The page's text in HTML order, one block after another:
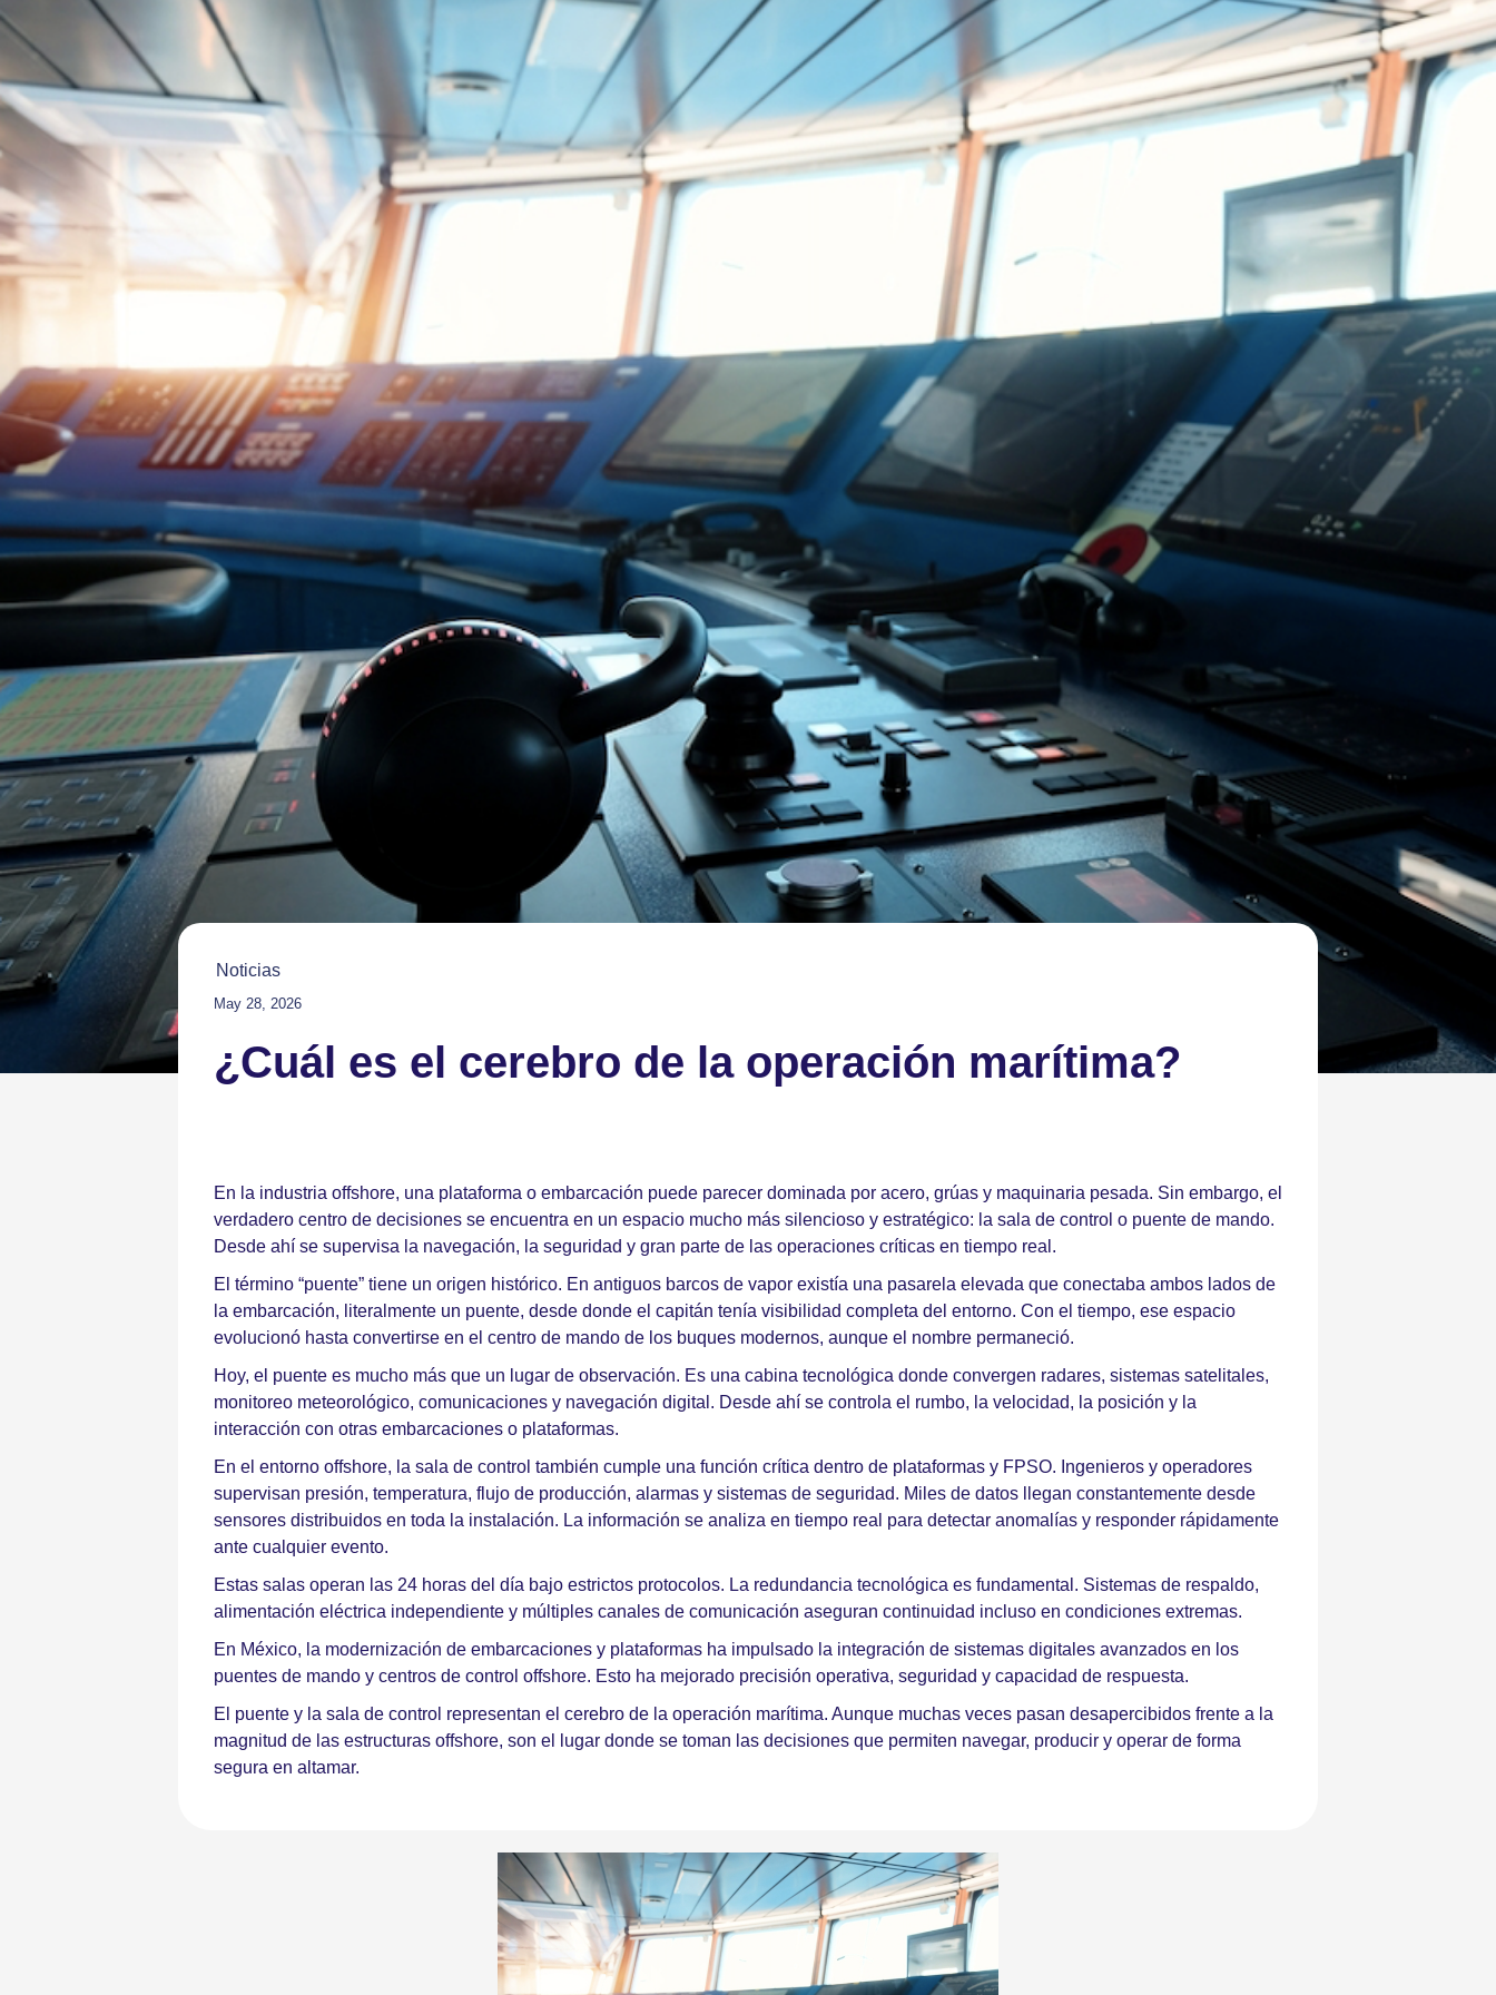
Noticias
May 28, 2026
¿Cuál es el cerebro de la operación marítima?
En la industria offshore, una plataforma o embarcación puede parecer dominada por acero, grúas y maquinaria pesada. Sin embargo, el
verdadero centro de decisiones se encuentra en un espacio mucho más silencioso y estratégico: la sala de control o puente de mando.
Desde ahí se supervisa la navegación, la seguridad y gran parte de las operaciones críticas en tiempo real.
El término “puente” tiene un origen histórico. En antiguos barcos de vapor existía una pasarela elevada que conectaba ambos lados de
la embarcación, literalmente un puente, desde donde el capitán tenía visibilidad completa del entorno. Con el tiempo, ese espacio
evolucionó hasta convertirse en el centro de mando de los buques modernos, aunque el nombre permaneció.
Hoy, el puente es mucho más que un lugar de observación. Es una cabina tecnológica donde convergen radares, sistemas satelitales,
monitoreo meteorológico, comunicaciones y navegación digital. Desde ahí se controla el rumbo, la velocidad, la posición y la
interacción con otras embarcaciones o plataformas.
En el entorno offshore, la sala de control también cumple una función crítica dentro de plataformas y FPSO. Ingenieros y operadores
supervisan presión, temperatura, flujo de producción, alarmas y sistemas de seguridad. Miles de datos llegan constantemente desde
sensores distribuidos en toda la instalación. La información se analiza en tiempo real para detectar anomalías y responder rápidamente
ante cualquier evento.
Estas salas operan las 24 horas del día bajo estrictos protocolos. La redundancia tecnológica es fundamental. Sistemas de respaldo,
alimentación eléctrica independiente y múltiples canales de comunicación aseguran continuidad incluso en condiciones extremas.
En México, la modernización de embarcaciones y plataformas ha impulsado la integración de sistemas digitales avanzados en los
puentes de mando y centros de control offshore. Esto ha mejorado precisión operativa, seguridad y capacidad de respuesta.
El puente y la sala de control representan el cerebro de la operación marítima. Aunque muchas veces pasan desapercibidos frente a la
magnitud de las estructuras offshore, son el lugar donde se toman las decisiones que permiten navegar, producir y operar de forma
segura en altamar.